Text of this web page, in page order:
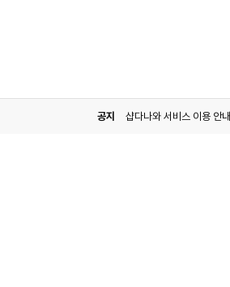
공지 샵다나와 서비스 이용 안내